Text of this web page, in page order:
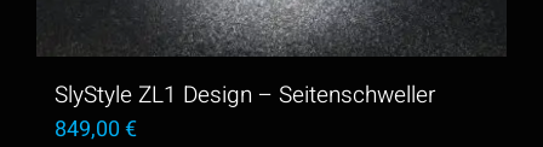
SlyStyle ZL1 Design – Seitenschweller
849,00€